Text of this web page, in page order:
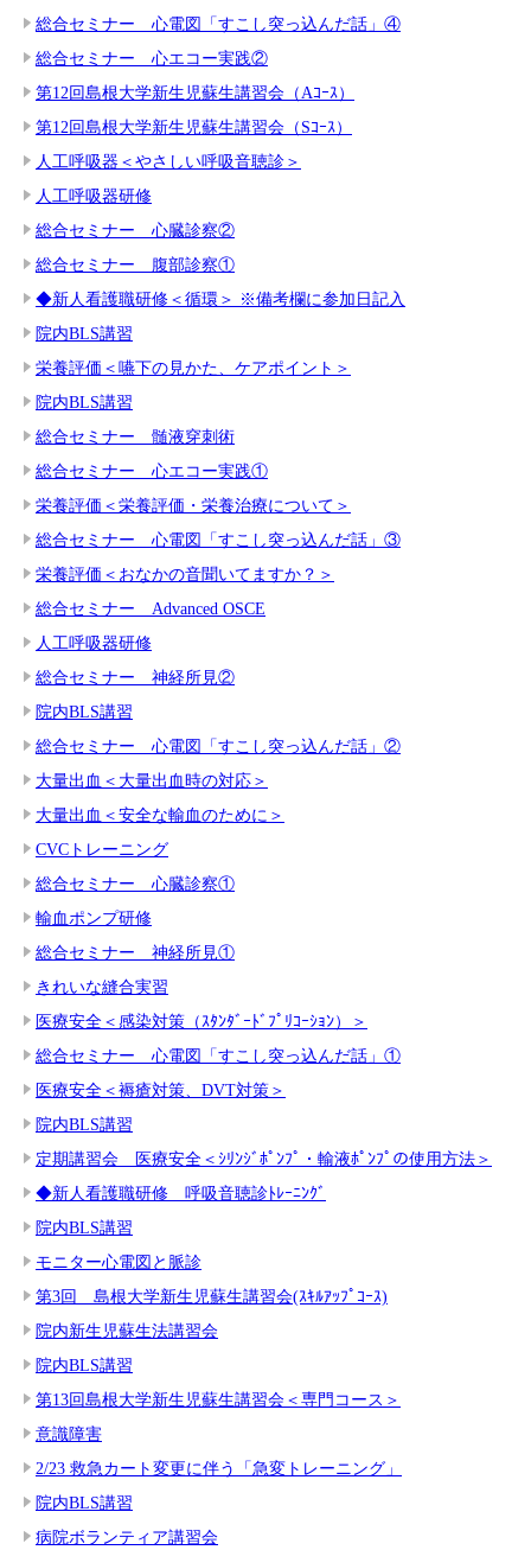
総合セミナー 心電図「すこし突っ込んだ話」④
総合セミナー 心エコー実践②
第12回島根大学新生児蘇生講習会（Aｺｰｽ）
第12回島根大学新生児蘇生講習会（Sｺｰｽ）
人工呼吸器＜やさしい呼吸音聴診＞
人工呼吸器研修
総合セミナー 心臓診察②
総合セミナー 腹部診察①
◆新人看護職研修＜循環＞ ※備考欄に参加日記入
院内BLS講習
栄養評価＜嚥下の見かた、ケアポイント＞
院内BLS講習
総合セミナー 髄液穿刺術
総合セミナー 心エコー実践①
栄養評価＜栄養評価・栄養治療について＞
総合セミナー 心電図「すこし突っ込んだ話」③
栄養評価＜おなかの音聞いてますか？＞
総合セミナー Advanced OSCE
人工呼吸器研修
総合セミナー 神経所見②
院内BLS講習
総合セミナー 心電図「すこし突っ込んだ話」②
大量出血＜大量出血時の対応＞
大量出血＜安全な輸血のために＞
CVCトレーニング
総合セミナー 心臓診察①
輸血ポンプ研修
総合セミナー 神経所見①
きれいな縫合実習
医療安全＜感染対策（ｽﾀﾝﾀﾞｰﾄﾞﾌﾟﾘｺｰｼｮﾝ）＞
総合セミナー 心電図「すこし突っ込んだ話」①
医療安全＜褥瘡対策、DVT対策＞
院内BLS講習
定期講習会 医療安全＜ｼﾘﾝｼﾞﾎﾟﾝﾌﾟ・輸液ﾎﾟﾝﾌﾟの使用方法＞
◆新人看護職研修 呼吸音聴診ﾄﾚｰﾆﾝｸﾞ
院内BLS講習
モニター心電図と脈診
第3回 島根大学新生児蘇生講習会(ｽｷﾙｱｯﾌﾟｺｰｽ)
院内新生児蘇生法講習会
院内BLS講習
第13回島根大学新生児蘇生講習会＜専門コース＞
意識障害
2/23 救急カート変更に伴う「急変トレーニング」
院内BLS講習
病院ボランティア講習会